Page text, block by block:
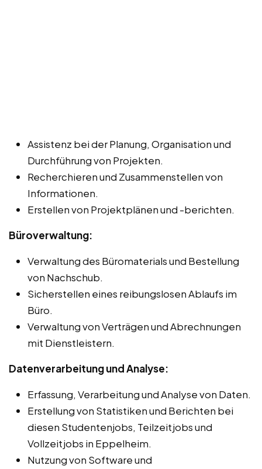
Assistenz bei der Planung, Organisation und
Durchführung von Projekten.
Recherchieren und Zusammenstellen von
Informationen.
Erstellen von Projektplänen und -berichten.
Büroverwaltung:
Verwaltung des Büromaterials und Bestellung
von Nachschub.
Sicherstellen eines reibungslosen Ablaufs im
Büro.
Verwaltung von Verträgen und Abrechnungen
mit Dienstleistern.
Datenverarbeitung und Analyse:
Erfassung, Verarbeitung und Analyse von Daten.
Erstellung von Statistiken und Berichten bei
diesen Studentenjobs, Teilzeitjobs und
Vollzeitjobs in Eppelheim.
Nutzung von Software und